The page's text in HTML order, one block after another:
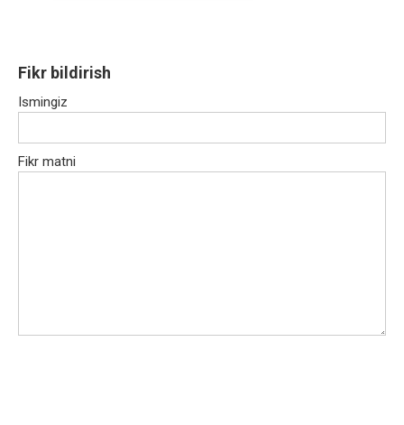
Fikr bildirish
Ismingiz
Fikr matni